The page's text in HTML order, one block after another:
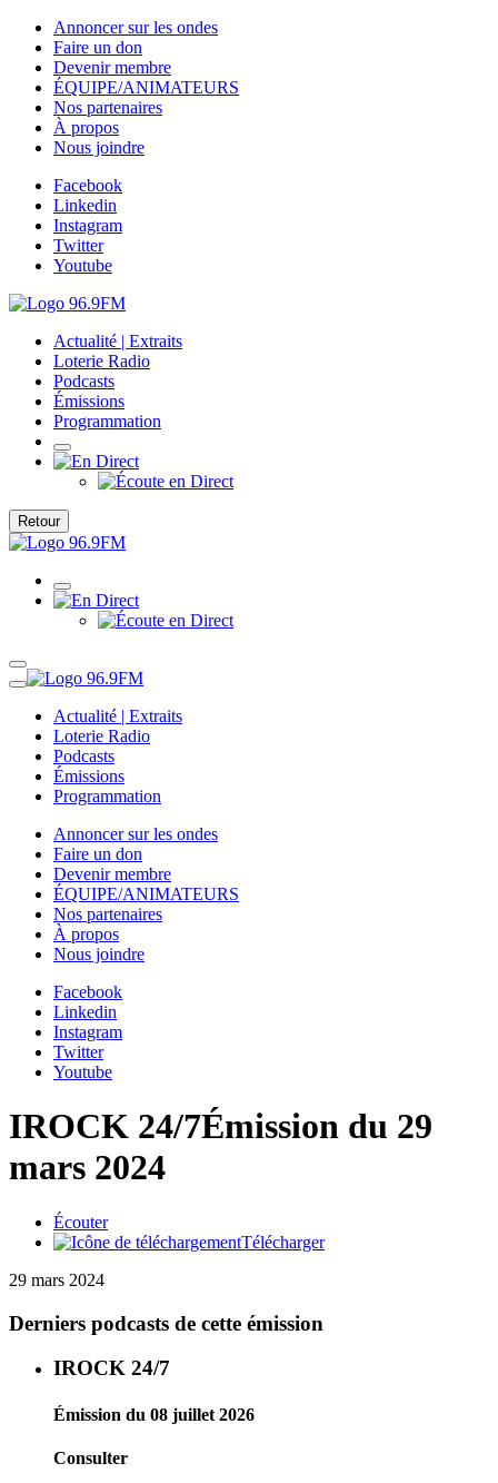
Annoncer sur les ondes
Faire un don
Devenir membre
ÉQUIPE/ANIMATEURS
Nos partenaires
À propos
Nous joindre
Facebook
Linkedin
Instagram
Twitter
Youtube
Actualité | Extraits
Loterie Radio
Podcasts
Émissions
Programmation
Retour
Actualité | Extraits
Loterie Radio
Podcasts
Émissions
Programmation
Annoncer sur les ondes
Faire un don
Devenir membre
ÉQUIPE/ANIMATEURS
Nos partenaires
À propos
Nous joindre
Facebook
Linkedin
Instagram
Twitter
Youtube
IROCK 24/7Émission du 29
mars 2024
Écouter
Télécharger
29 mars 2024
Derniers podcasts de cette émission
IROCK 24/7
Émission du 08 juillet 2026
Consulter